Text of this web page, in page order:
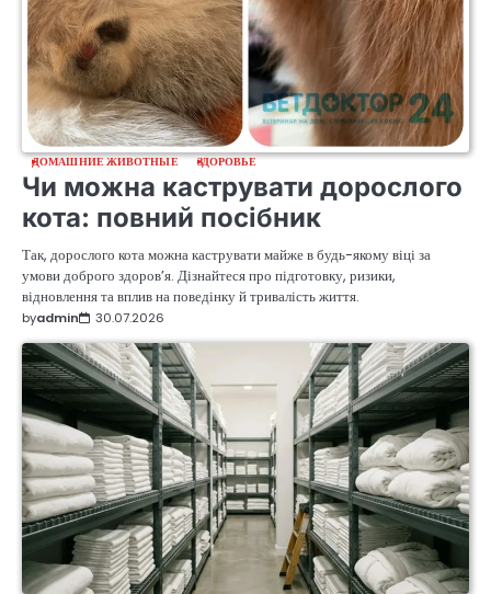
ДОМАШНИЕ ЖИВОТНЫЕ ЗДОРОВЬЕ
Чи можна каструвати дорослого
кота: повний посібник
Так, дорослого кота можна каструвати майже в будь-якому віці за
умови доброго здоров’я. Дізнайтеся про підготовку, ризики,
відновлення та вплив на поведінку й тривалість життя.
byadmin 30.07.2026